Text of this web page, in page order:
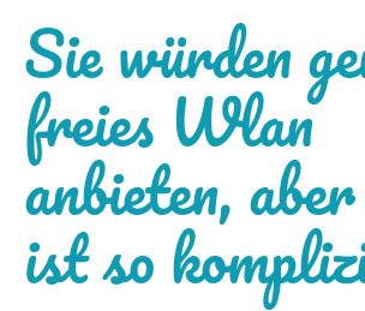
Sie würden
freies Wlan
anbieten,
ist so